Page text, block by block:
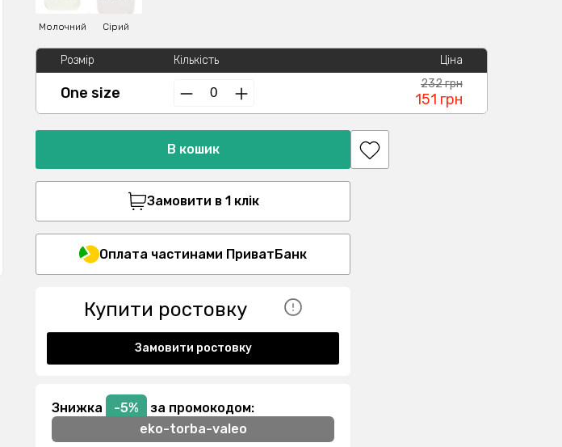
Молочний Сірий
Розмір
One size
Кількість
Ціна
232 грн
151 грн
В кошик
Замовити в 1 клік
Оплата частинами ПриватБанк
Купити ростовку
Замовити ростовку
Знижка -5%
за промокодом:
eko-torba-valeo